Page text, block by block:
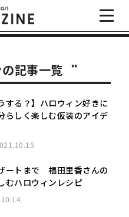
記事一覧
する？】ハロウィン好きに
らしく楽しむ仮装のアイデ
ートまで 福田里香さんの
むハロウィンレシピ